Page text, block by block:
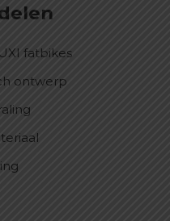
fatbikes
ontwerp